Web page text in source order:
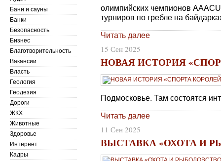
олимпийских чемпионов
турниров по гребле на
Читать далее
15 Сен 2025
НОВАЯ ИСТОРИЯ
Подмосковье. Там состоятся
Читать далее
11 Сен 2025
ВЫСТАВКА «ОХОТА И
Бани и сауны
Банки
Безопасность
Бизнес
Благотворительность
Вакансии
Власть
Геология
Геодезия
Дороги
ЖКХ
Животные
Здоровье
Интернет
Кадры